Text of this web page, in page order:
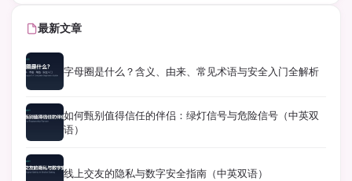
最新文章
字母圈是什么？含义、由来、常见术语与安全入门全解析
如何甄别值得信任的伴侣：绿灯信号与危险信号（中英双
语）
线上交友的隐私与数字安全指南（中英双语）